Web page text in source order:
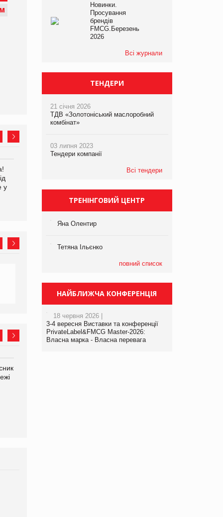
М
у
платформі
Kraft Heinz скоротила
Новинки.
Просування
брендів
FMCG.Березень
2026
Всі журнали
ТЕНДЕРИ
21 січня 2026
ТДВ «Золотоніський маслоробний
комбінат»
03 липня 2023
Тендери компанії
Всі тендери
ТРЕНІНГОВИЙ ЦЕНТР
Яна Олентир
Тетяна Ільєнко
повний список
НАЙБЛИЖЧА КОНФЕРЕНЦІЯ
18 червня 2026 |
3-4 вересня Виставки та конференції
PrivateLabel&FMCG Master-2026:
Власна марка - Власна перевага